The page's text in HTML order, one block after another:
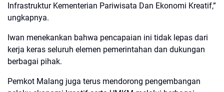
Infrastruktur Kementerian Pariwisata Dan Ekonomi Kreatif,”
ungkapnya.
Iwan menekankan bahwa pencapaian ini tidak lepas dari
kerja keras seluruh elemen pemerintahan dan dukungan
berbagai pihak.
Pemkot Malang juga terus mendorong pengembangan